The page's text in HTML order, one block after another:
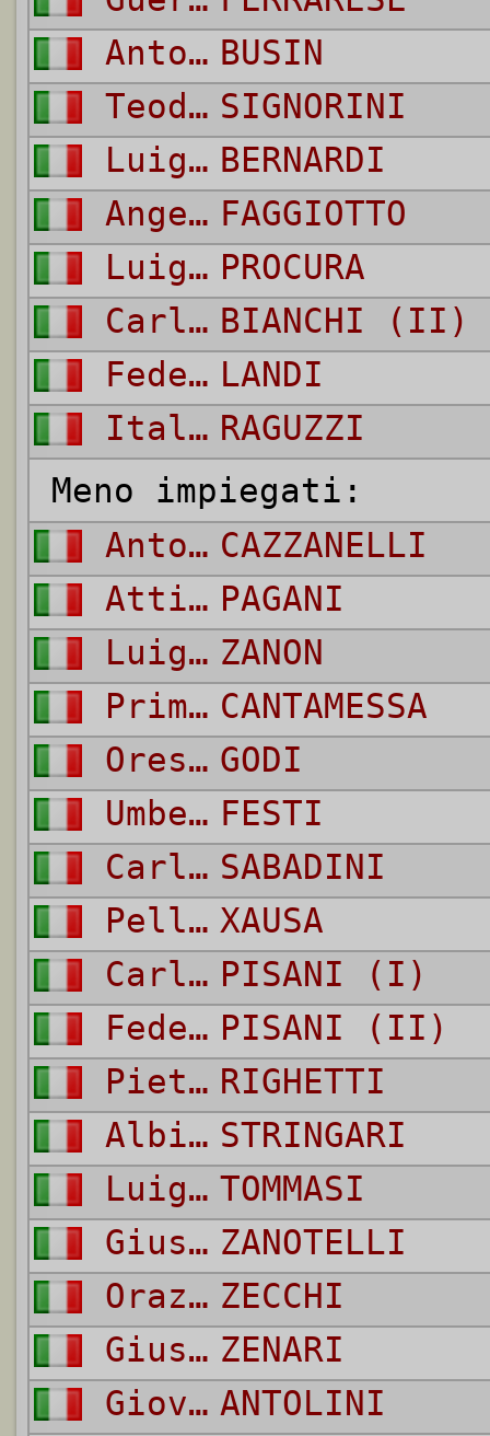
Antonio BUSIN
Teodoro SIGNORINI
Luigi BERNARDI
Angelo FAGGIOTTO
Luigi PROCURA
Carlo BIANCHI (II)
Federico LANDI
Italo RAGUZZI
Meno impiegati:
Antonio CAZZANELLI
Attilio PAGANI
Luigi ZANON
Primizio CANTAMESSA
Oreste GODI
Umberto Luigi FESTI
Carlo SABADINI
Pellegrino XAUSA
Carlo PISANI (I)
Federico PISANI (II)
Pietro RIGHETTI
Albino STRINGARI
Luigi TOMMASI
Giuseppe ZANOTELLI
Orazio ZECCHI
Giuseppe ZENARI
Giovanni ANTOLINI